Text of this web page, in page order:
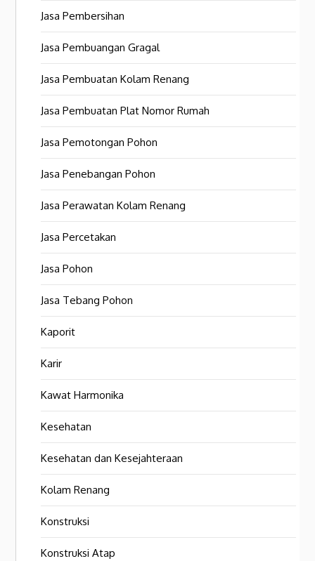
Jasa Pembersihan
Jasa Pembuangan Gragal
Jasa Pembuatan Kolam Renang
Jasa Pembuatan Plat Nomor Rumah
Jasa Pemotongan Pohon
Jasa Penebangan Pohon
Jasa Perawatan Kolam Renang
Jasa Percetakan
Jasa Pohon
Jasa Tebang Pohon
Kaporit
Karir
Kawat Harmonika
Kesehatan
Kesehatan dan Kesejahteraan
Kolam Renang
Konstruksi
Konstruksi Atap